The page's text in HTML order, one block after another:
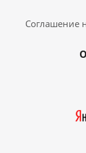
Соглашение